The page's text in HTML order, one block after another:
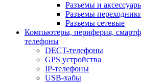
Разъемы и
Разъемы
Разъемы сетевые
Компьютеры, периферия,
телефоны
DECT-телефоны
GPS устройства
IP-телефоны
USB-хабы